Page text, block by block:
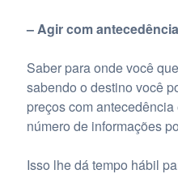
– Agir com antecedência
Saber para onde você
sabendo o destino você
preços com
número de informações
Isso lhe dá tempo hábil